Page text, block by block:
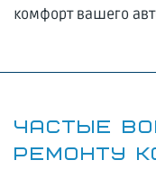
комфорт вашего
ЧАСТЫЕ
РЕМОНТУ